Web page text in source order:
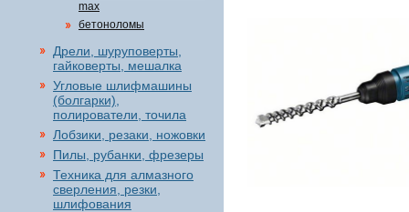
max
бетоноломы
Дрели, шуруповерты,
гайковерты, мешалка
Угловые шлифмашины
(болгарки),
полирователи, точила
Лобзики, резаки, ножовки
Пилы, рубанки, фрезеры
Техника для алмазного
сверления, резки,
шлифования